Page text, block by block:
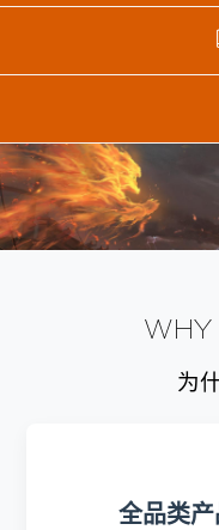
WHY
为
全品类